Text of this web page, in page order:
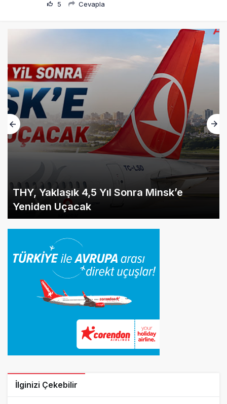
5 Cevapla
THY, Yaklaşık 4,5 Yıl Sonra Minsk’e
Yeniden Uçacak
İlginizi Çekebilir